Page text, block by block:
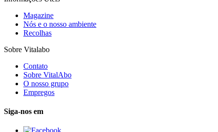
Magazine
Nós e o nosso ambiente
Recolhas
Sobre Vitalabo
Contato
Sobre VitalAbo
O nosso grupo
Empregos
Siga-nos em